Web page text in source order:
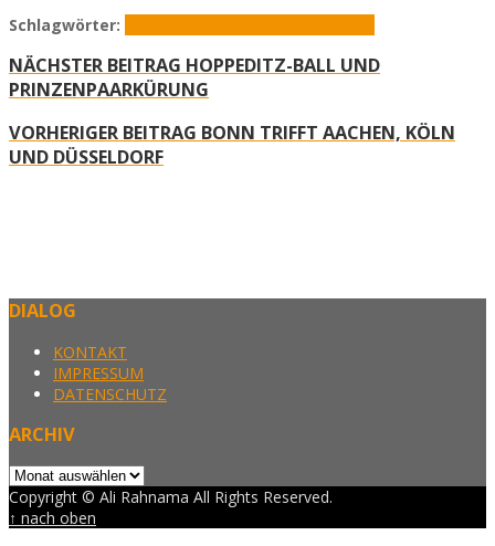
Schlagwörter:
NÄCHSTER BEITRAG HOPPEDITZ-BALL UND
PRINZENPAARKÜRUNG
VORHERIGER BEITRAG BONN TRIFFT AACHEN, KÖLN
UND DÜSSELDORF
DIALOG
KONTAKT
IMPRESSUM
DATENSCHUTZ
ARCHIV
Archiv
Copyright © Ali Rahnama All Rights Reserved.
↑ nach oben